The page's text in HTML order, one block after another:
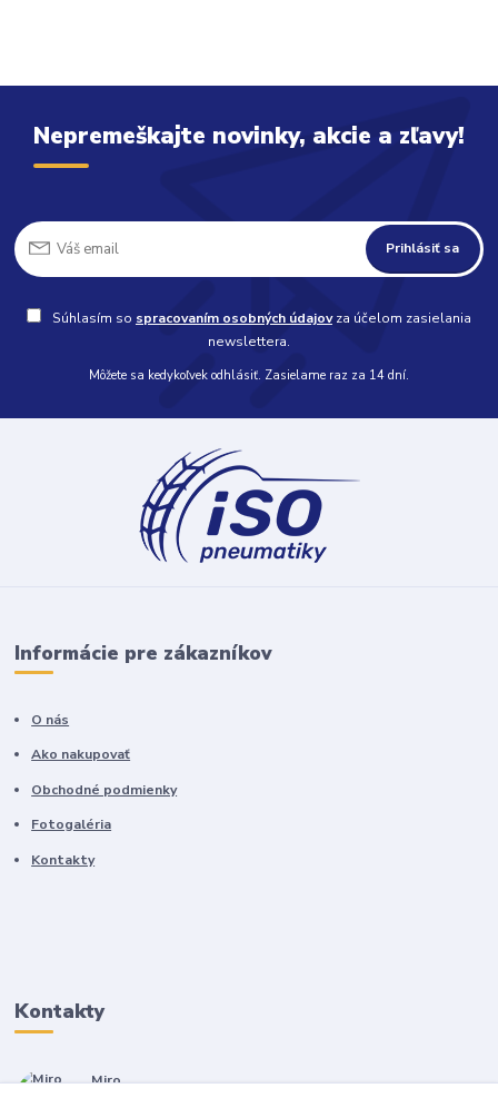
Nepremeškajte novinky, akcie a zľavy!
Prihlásiť sa
Súhlasím so spracovaním osobných údajovza účelom zasielania
newslettera.
Môžete sa kedykoľvek odhlásiť. Zasielame raz za 14 dní.
Informácie pre zákazníkov
O nás
Ako nakupovať
Obchodné podmienky
Fotogaléria
Kontakty
Kontakty
Miro